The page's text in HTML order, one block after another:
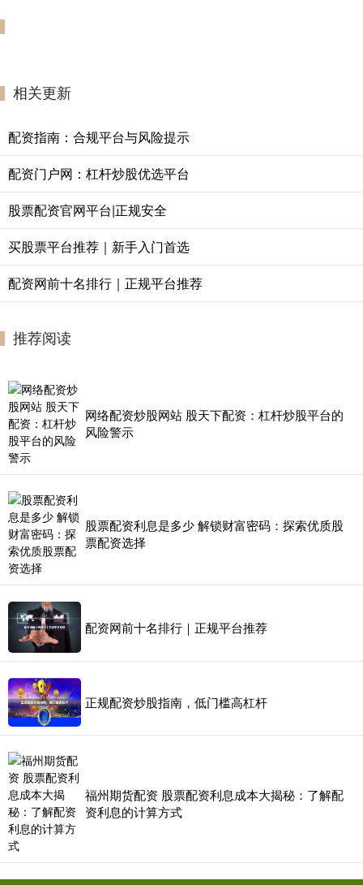
相关更新
配资指南：合规平台与风险提示
配资门户网：杠杆炒股优选平台
股票配资官网平台|正规安全
买股票平台推荐｜新手入门首选
配资网前十名排行｜正规平台推荐
推荐阅读
网络配资炒股网站 股天下配资：杠杆炒股平台的
风险警示
股票配资利息是多少 解锁财富密码：探索优质股
票配资选择
配资网前十名排行｜正规平台推荐
正规配资炒股指南，低门槛高杠杆
福州期货配资 股票配资利息成本大揭秘：了解配
资利息的计算方式